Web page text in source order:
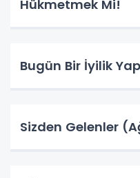
Hükmetmek Mi!
Bugün Bir İyilik
Sizden Gelenler